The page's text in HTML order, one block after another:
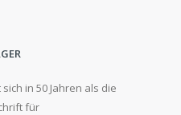
sich in 50 Jahren als die
für